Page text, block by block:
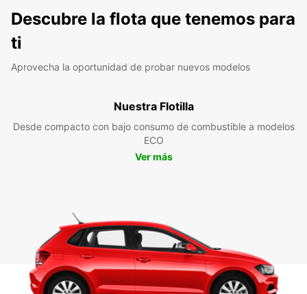
Descubre la flota que tenemos para
ti
Aprovecha la oportunidad de probar nuevos modelos
Nuestra Flotilla
Desde compacto con bajo consumo de combustible a modelos
ECO
Ver más